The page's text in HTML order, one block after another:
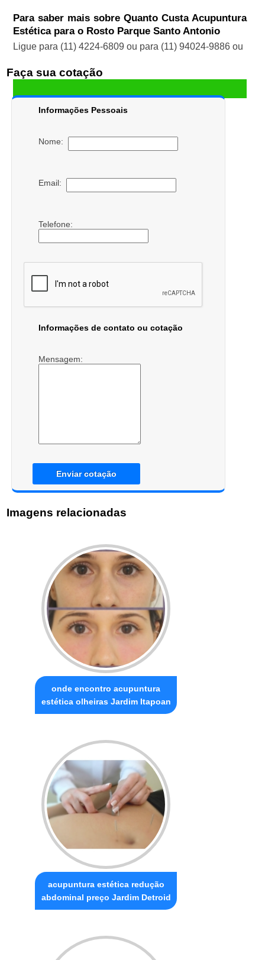
Para saber mais sobre Quanto Custa Acupuntura
Estética para o Rosto Parque Santo Antonio
Ligue para (11) 4224-6809 ou para (11) 94024-9886ou
Faça sua cotação
Informações Pessoais
Nome:
Email:
Telefone:
Informações de contato ou cotação
Mensagem:
Enviar cotação
Imagens relacionadas
onde encontro acupuntura
estética olheiras Jardim Itapoan
acupuntura estética redução
abdominal preço Jardim Detroid